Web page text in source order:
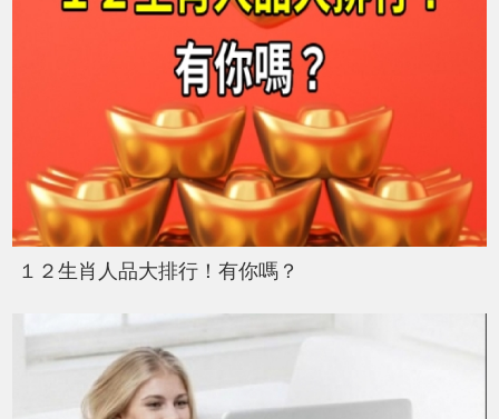
１２生肖人品大排行！有你嗎？